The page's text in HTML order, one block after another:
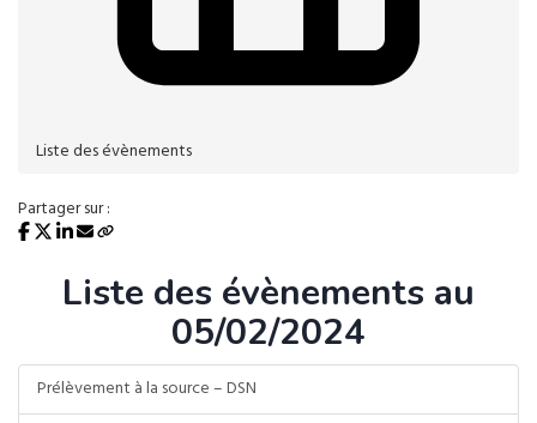
Liste des évènements
Partager sur :
Liste des évènements au
05/02/2024
Prélèvement à la source – DSN